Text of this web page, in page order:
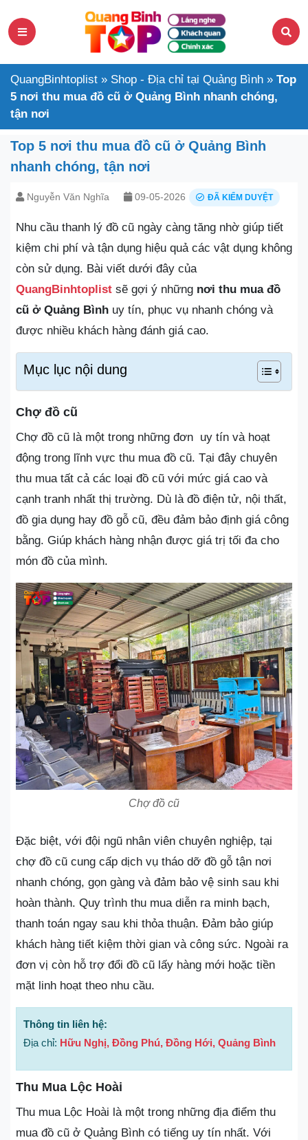
QuangBinhtoplist » Shop - Địa chỉ tại Quảng Bình » Top
5 nơi thu mua đồ cũ ở Quảng Bình nhanh chóng,
tận nơi
Top 5 nơi thu mua đồ cũ ở Quảng Bình
nhanh chóng, tận nơi
Nguyễn Văn Nghĩa 09-05-2026 ĐÃ KIỂM DUYỆT
Nhu cầu thanh lý đồ cũ ngày càng tăng nhờ giúp tiết
kiệm chi phí và tận dụng hiệu quả các vật dụng không
còn sử dụng. Bài viết dưới đây của
QuangBinhtoplist sẽ gợi ý những nơi thu mua đồ
cũ ở Quảng Bình uy tín, phục vụ nhanh chóng và
được nhiều khách hàng đánh giá cao.
Mục lục nội dung
Chợ đồ cũ
Chợ đồ cũ là một trong những đơn uy tín và hoạt
động trong lĩnh vực thu mua đồ cũ. Tại đây chuyên
thu mua tất cả các loại đồ cũ với mức giá cao và
cạnh tranh nhất thị trường. Dù là đồ điện tử, nội thất,
đồ gia dụng hay đồ gỗ cũ, đều đảm bảo định giá công
bằng. Giúp khách hàng nhận được giá trị tối đa cho
món đồ của mình.
Chợ đồ cũ
Đặc biệt, với đội ngũ nhân viên chuyên nghiệp, tại
chợ đồ cũ cung cấp dịch vụ tháo dỡ đồ gỗ tận nơi
nhanh chóng, gọn gàng và đảm bảo vệ sinh sau khi
hoàn thành. Quy trình thu mua diễn ra minh bạch,
thanh toán ngay sau khi thỏa thuận. Đảm bảo giúp
khách hàng tiết kiệm thời gian và công sức. Ngoài ra
đơn vị còn hỗ trợ đổi đồ cũ lấy hàng mới hoặc tiền
mặt linh hoạt theo nhu cầu.
Thông tin liên hệ:
Địa chỉ: Hữu Nghị, Đồng Phú, Đồng Hới, Quảng Bình
Thu Mua Lộc Hoài
Thu mua Lộc Hoài là một trong những địa điểm thu
mua đồ cũ ở Quảng Bình có tiếng uy tín nhất. Với